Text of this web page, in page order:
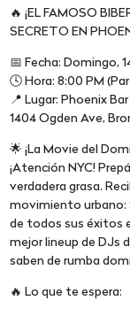
🔥 ¡EL FAMOSO
SECRETO EN
📅 Fecha: Domingo,
🕓 Hora: 8:00 PM
📍 Lugar: Phoenix
1404 Ogden Ave,
🌟 ¡La Movie del
¡Atención NYC!
verdadera grasa.
movimiento urbano:
de todos sus éxitos
mejor lineup de DJs
saben de rumba
🔥 Lo que te espera: